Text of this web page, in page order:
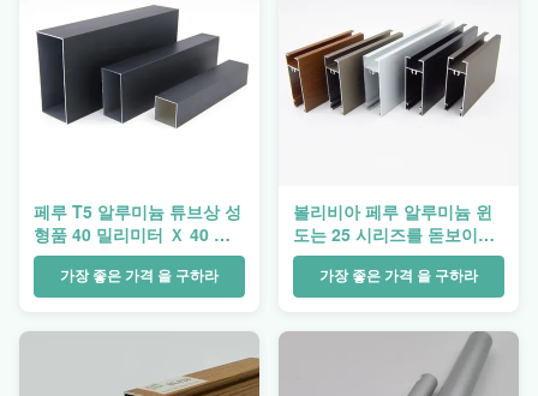
페루 T5 알루미늄 튜브상 성
형품 40 밀리미터 Ｘ 40 밀
리미터 알류미늄 압출
가장 좋은 가격 을 구하라
볼리비아 페루 알루미늄 윈
도는 25 시리즈를 돋보이게
합니다
가장 좋은 가격 을 구하라